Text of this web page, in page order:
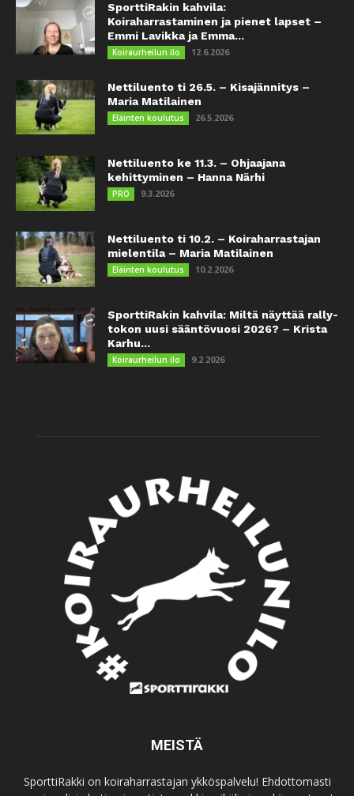
SporttiRakin kahvila:
Koiraharrastaminen ja pienet lapset –
Emmi Lavikka ja Emma...
Koiraurheilun ilo 12.6.2026
Nettiluento ti 26.5. – Kisajännitys –
Maria Matilainen
Eläinten koulutus 26.5.2026
Nettiluento ke 11.3. – Ohjaajana
kehittyminen – Hanna Närhi
PRO 9.3.2026
Nettiluento ti 10.2. – Koiraharrastajan
mielentila – Maria Matilainen
Eläinten koulutus 10.2.2026
SporttiRakin kahvila: Miltä näyttää rally-
tokon uusi sääntövuosi 2026? – Krista
Karhu...
Koiraurheilun ilo 9.2.2026
MEISTÄ
SporttiRakki on koiraharrastajan ykköspalvelu! Ehdottomasti